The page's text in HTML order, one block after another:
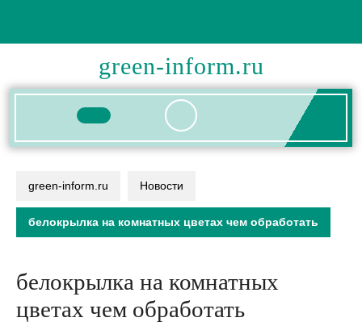
содержимому
green-inform.ru
Кнопка
green-inform.ru Новости
белокрылка на комнатных цветах чем обработать
белокрылка на комнатных
цветах чем обработать